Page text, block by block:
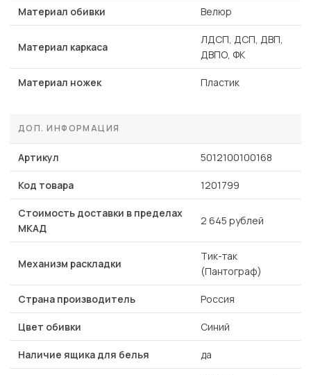
Материал обивки Велюр
Материал каркаса
ЛДСП, ДСП, ДВП,
ДВПО, ФК
Материал ножек Пластик
ДОП. ИНФОРМАЦИЯ
Артикул 5012100100168
Код товара 1201799
Стоимость доставки в пределах
МКАД
2 645 рублей
Механизм раскладки
Тик-так
(Пантограф)
Страна производитель Россия
Цвет обивки Синий
Наличие ящика для белья да